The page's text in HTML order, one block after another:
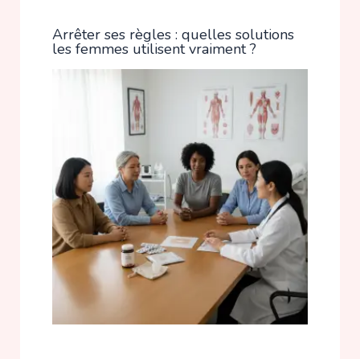
Arrêter ses règles : quelles solutions
les femmes utilisent vraiment ?